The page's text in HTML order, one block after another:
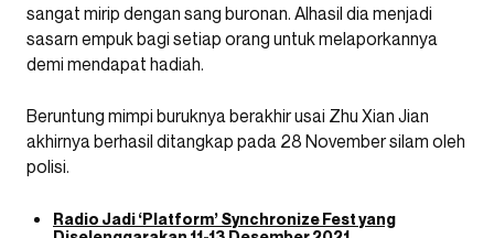
sangat mirip dengan sang buronan. Alhasil dia menjadi
sasarn empuk bagi setiap orang untuk melaporkannya
demi mendapat hadiah.
Beruntung mimpi buruknya berakhir usai Zhu Xian Jian
akhirnya berhasil ditangkap pada 28 November silam oleh
polisi.
Radio Jadi ‘Platform’ Synchronize Fest yang